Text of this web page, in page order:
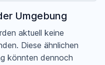
Umgebung
aktuell keine
Diese ähnlichen
könnten dennoch